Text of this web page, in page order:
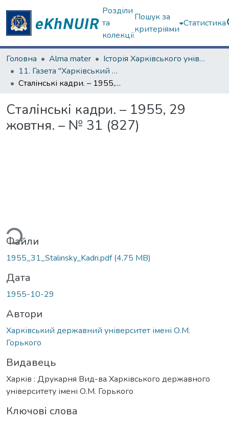
Розділи
та
колекції
Пошук за
критеріями
Статистика
Головна Alma mater
Історія Харківського університету
11. Газета "Харківський університет"
Сталінські кадри. – 1955, 29 жовтня. – № 31 (827)
Сталінські кадри. – 1955, 29
жовтня. – № 31 (827)
Файли
1955_31_Stalinsky_Kadri.pdf(4,75 MB)
Дата
1955-10-29
Автори
Харківський державний університет імені О.М.
Горького
Видавець
Харків : Друкарня Вид-ва Харківського державного
університету імені О.М. Горького
Ключові слова